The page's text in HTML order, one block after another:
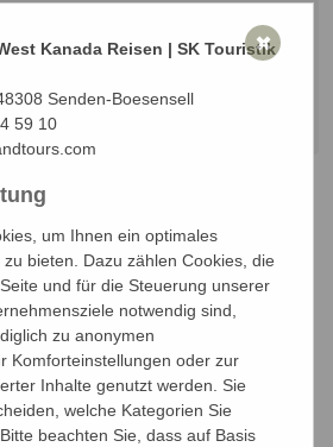
Highlights
/ bis Vancouver
10.07.2027 (14 Tage)
Vancouver
möchten Sie reisen?
18 Jahren*
Kanada Reisen | SK Touristik
Senden-Boesensell
59 10
um Ihnen ein optimales
bieten. Dazu zählen Cookies, die
und für die Steuerung unserer
notwendig sind,
zu anonymen
Komforteinstellungen oder zur
Inhalte genutzt werden. Sie
welche Kategorien Sie
beachten Sie, dass auf Basis
✖